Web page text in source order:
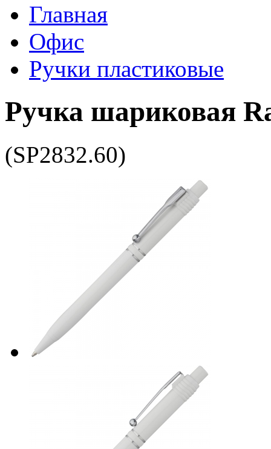
Главная
Офис
Ручки пластиковые
Ручка шариковая
(SP2832.60)